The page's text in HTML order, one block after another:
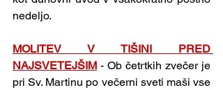
nedeljo.
MOLITEV V TIŠINI PRED
NAJSVETEJŠIM - Ob četrtkih zvečer je
pri Sv. Martinu po večerni sveti maši vse